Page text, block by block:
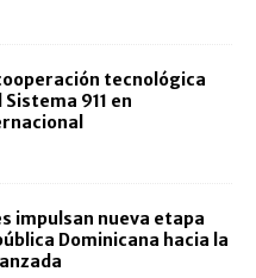
tecnológica
Sistema 911 en
impulsan nueva etapa
Dominicana hacia la